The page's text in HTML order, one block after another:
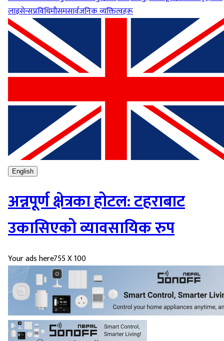
लाइसेन्सप्रविधिमौसमसार्वजनिक व्यक्तित्वहरू
English
अन्नपूर्ण क्षेत्रका होटल: टहराबाट
उकासिएको व्यावसायिक रुप
Your ads here755 X 100